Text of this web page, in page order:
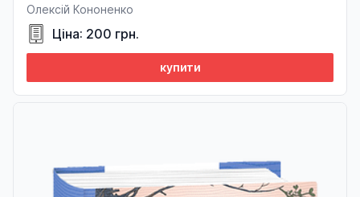
Олексій Кононенко
Ціна: 200 грн.
купити